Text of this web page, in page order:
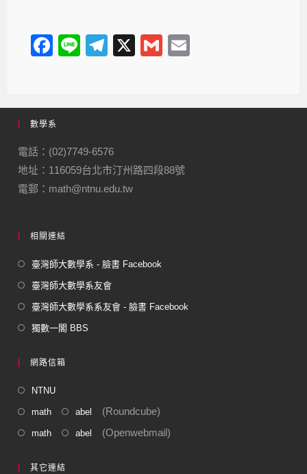
F
e
b
o
o
k
Li
T
gr
m
X
G
數學系
電話：(02)7749-6576
地址：116059台北市汀州路四段88號
電郵：math@ntnu.edu.tw
相關連結
臺灣師大數學系 - 臉書 Facebook
臺灣師大數學系友會
臺灣師大數學系系友會 - 臉書 Facebook
獨數一閣 BBS
網路信箱
NTNU
math abel (Roundcube)
math abel (Openwebmail)
其它連結